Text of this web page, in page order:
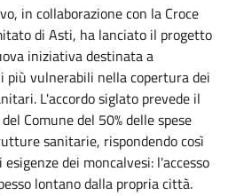
in collaborazione con la Croce
di Asti, ha lanciato il progetto
iniziativa destinata a
vulnerabili nella copertura dei
L'accordo siglato prevede il
Comune del 50% delle spese
sanitarie, rispondendo così
dei moncalvesi: l'accesso
lontano dalla propria città.